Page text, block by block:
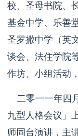
校、圣母书院、
基金中学、乐善
圣罗撒中学（英
谈会、法住学院
作坊、小组活动
二零一一年四
九型人格会议」
师同台演讲，主